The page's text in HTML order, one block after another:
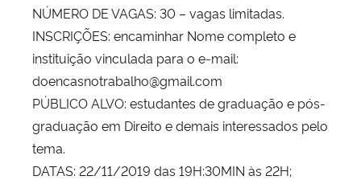
NÚMERO DE VAGAS: 30 – vagas limitadas.
INSCRIÇÕES: encaminhar Nome completo e
instituição vinculada para o e-mail:
doencasnotrabalho@gmail.com
PÚBLICO ALVO: estudantes de graduação e pós-
graduação em Direito e demais interessados pelo
tema.
DATAS: 22/11/2019 das 19H:30MIN às 22H;